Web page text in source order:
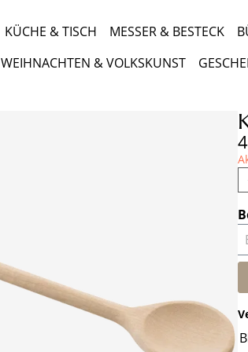
KÜCHE & TISCH MESSER & BESTECK
WEIHNACHTEN & VOLKSKUNST